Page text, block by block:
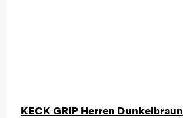
KECK GRIP Herren Dunkelbraun